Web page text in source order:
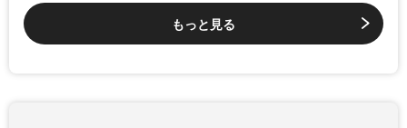
もっと見る